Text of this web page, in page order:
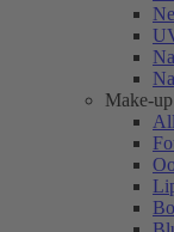
Make-